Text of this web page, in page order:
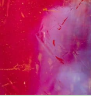
Self
Demet